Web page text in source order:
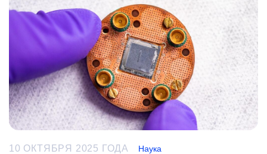
10 ОКТЯБРЯ 2025 ГОДА Наука